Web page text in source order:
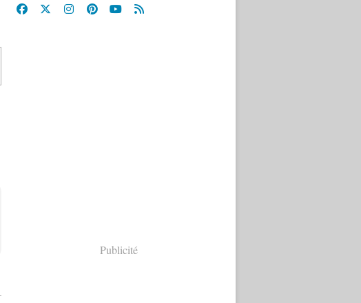
Publicité